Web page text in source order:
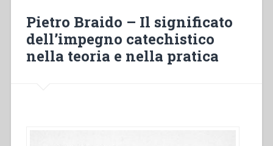
Pietro Braido – Il significato
dell’impegno catechistico
nella teoria e nella pratica